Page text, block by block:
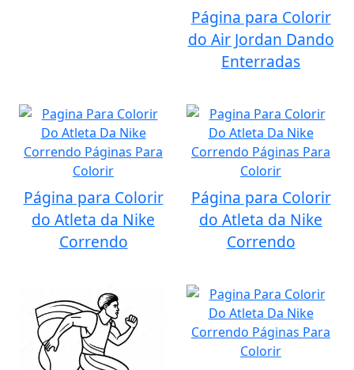
Página para Colorir
do Air Jordan Dando
Enterradas
Página para Colorir
do Atleta da Nike
Correndo
Página para Colorir
do Atleta da Nike
Correndo